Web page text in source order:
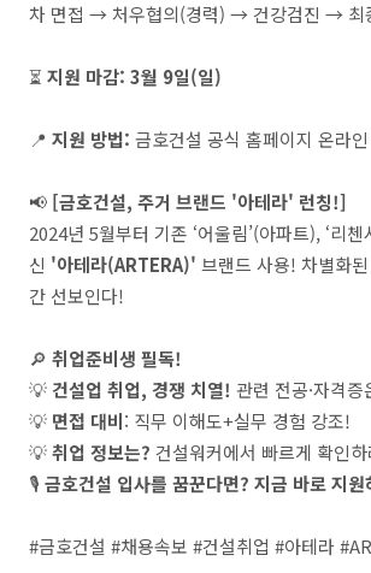
차 면접 → 처우협의(경력) → 건강검진 →
⏳ 지원 마감: 3월 9일(일)
📍 지원 방법: 금호건설 공식 홈페이지 온라
📢 [금호건설, 주거 브랜드 '아테라' 런칭!]
2024년 5월부터 기존 ‘어울림’(아파트), ‘리첸
신 '아테라(ARTERA)' 브랜드 사용! 차별화
간 선보인다!
🔎 취업준비생 필독!
💡 건설업 취업, 경쟁 치열! 관련 전공·자격증
💡 면접 대비: 직무 이해도+실무 경험 강조!
💡취업 정보는? 건설워커에서 빠르게 확인
🎙 금호건설 입사를 꿈꾼다면? 지금 바로 지원
#금호건설 #채용속보 #건설취업 #아테라